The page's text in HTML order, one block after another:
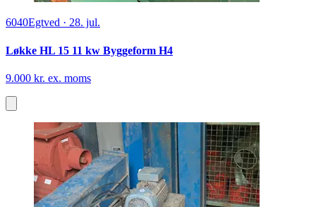
6040Egtved · 28. jul.
Løkke HL 15 11 kw Byggeform H4
9.000 kr. ex. moms